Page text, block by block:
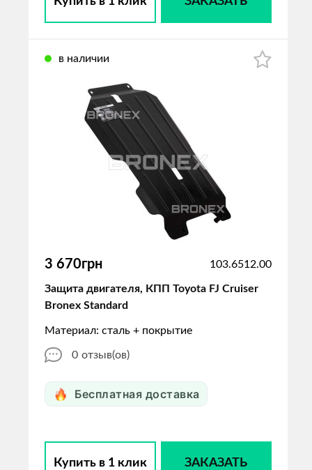
в наличии
3 670грн 103.6512.00
Защита двигателя, КПП Toyota FJ Cruiser
Bronex Standard
Материал: сталь + покрытие
0 отзыв(ов)
Бесплатная доставка
Купить в 1 клик ЗАКАЗАТЬ